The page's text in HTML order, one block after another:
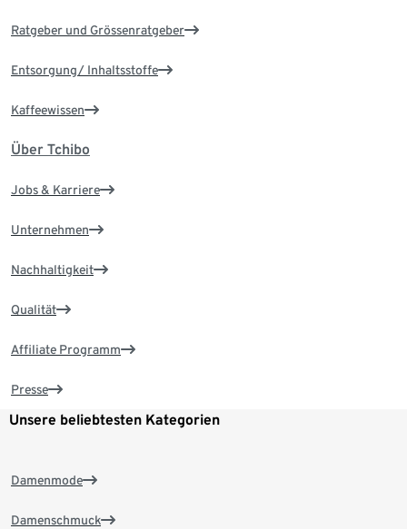
Ratgeber und Grössenratgeber
Entsorgung/ Inhaltsstoffe
Kaffeewissen
Über Tchibo
Jobs & Karriere
Unternehmen
Nachhaltigkeit
Qualität
Affiliate Programm
Presse
Unsere beliebtesten Kategorien
Damenmode
Damenschmuck